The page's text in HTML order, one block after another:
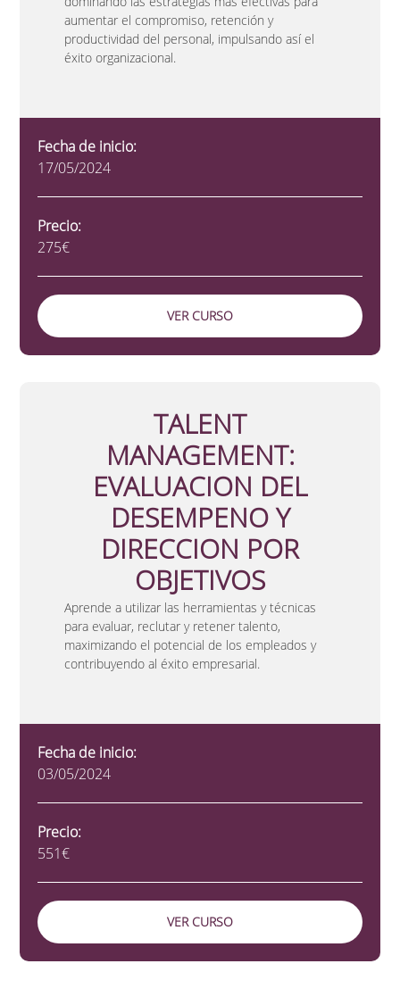
aumentar el compromiso, retención y
productividad del personal, impulsando así el
éxito organizacional.
Fecha de inicio:
17/05/2024
Precio:
275€
VER CURSO
TALENT
MANAGEMENT:
EVALUACION DEL
DESEMPENO Y
DIRECCION POR
OBJETIVOS
Aprende a utilizar las herramientas y técnicas
para evaluar, reclutar y retener talento,
maximizando el potencial de los empleados y
contribuyendo al éxito empresarial.
Fecha de inicio:
03/05/2024
Precio:
551€
VER CURSO